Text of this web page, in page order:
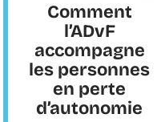
Comment
l’ADvF
accompagne
les personnes
en perte
d’autonomie